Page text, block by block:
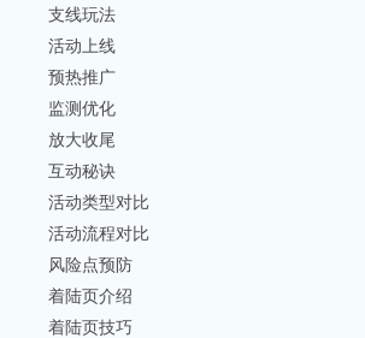
支线玩法
活动上线
预热推广
监测优化
放大收尾
互动秘诀
活动类型对比
活动流程对比
风险点预防
着陆页介绍
着陆页技巧